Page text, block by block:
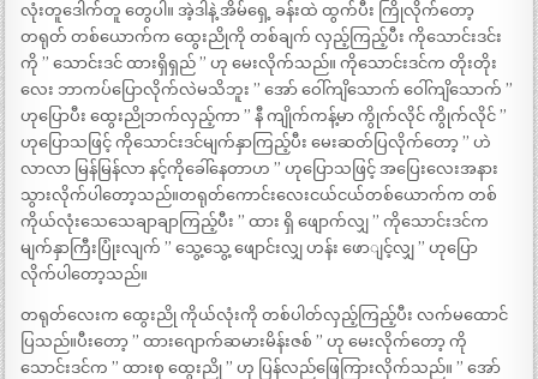
လုံးတူဒေါက်တူ တွေပါ။ အဲ့ဒါနဲ့ အိမ်ရှေ့ ခန်းထဲ ထွက်ပီး ကြိုလိုက်တော့
တရုတ် တစ်ယောက်က ထွေးညိုကို တစ်ချက် လှည့်ကြည့်ပီး ကိုသောင်းဒင်း
ကို ” သောင်းဒင် ထားရှိရှည် ” ဟု မေးလိုက်သည်။ ကိုသောင်းဒင်က တိုးတိုး
လေး ဘာကပ်ပြောလိုက်လဲမသိဘူး ” အော် ဝေါ်ကျိသောက် ဝေါ်ကျိသောက် ”
ဟုပြောပီး ထွေးညိုဘက်လှည့်ကာ ” နီ ကျိုက်ကန့်မာ ကွိုက်လိုင် ကွိုက်လိုင် ”
ဟုပြောသဖြင့် ကိုသောင်းဒင်မျက်နှာကြည့်ပီး မေးဆတ်ပြလိုက်တော့ ” ဟဲ
လာလာ မြန်မြန်လာ နင့်ကိုခေါ်နေတာဟ ” ဟုပြောသဖြင့် အပြေးလေးအနား
သွားလိုက်ပါတော့သည်။တရုတ်ကောင်းလေးငယ်ငယ်တစ်ယောက်က တစ်
ကိုယ်လုံးသေသေချာချာကြည့်ပီး ” ထား ရှိ ဖျောက်လျှ ” ကိုသောင်းဒင်က
မျက်နှာကြီးပြုံးလျက် ” သွေ့သွေ့ ဖျောင်းလျှ ဟန်း ဖောျင့်လျှ ” ဟုပြော
လိုက်ပါတော့သည်။
တရုတ်လေးက ထွေးညို ကိုယ်လုံးကို တစ်ပါတ်လှည့်ကြည့်ပီး လက်မထောင်
ပြသည်။ပီးတော့ ” ထားဂျောက်ဆမားမိန်းဇစ် ” ဟု မေးလိုက်တော့ ကို
သောင်းဒင်က ” ထားစု ထွေးညို ” ဟု ပြန်လည်ဖြေကြားလိုက်သည်။ ” အော်